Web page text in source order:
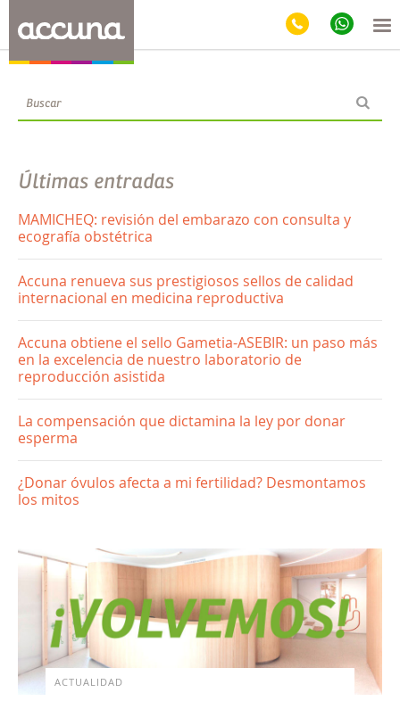
Blog
Últimas entradas
MAMICHEQ: revisión del embarazo con consulta y
ecografía obstétrica
Accuna renueva sus prestigiosos sellos de calidad
internacional en medicina reproductiva
Accuna obtiene el sello Gametia-ASEBIR: un paso más
en la excelencia de nuestro laboratorio de
reproducción asistida
La compensación que dictamina la ley por donar
esperma
¿Donar óvulos afecta a mi fertilidad? Desmontamos
los mitos
ACTUALIDAD